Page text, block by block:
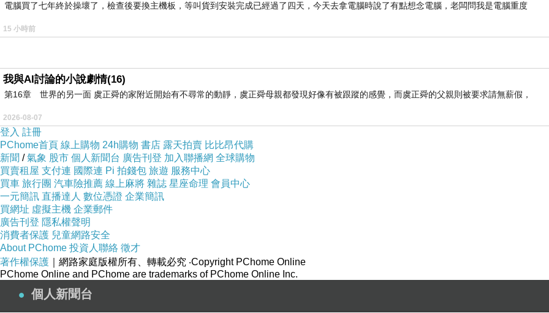
電腦買了七年終於操壞了，檢查後要換主機板，等叫貨到安裝完成已經過了四天，今天去拿電腦時說了有點想念電腦，老闆問我是電腦重度
15 小時前
我與AI討論的小說劇情(16)
第16章 世界的另一面 虞正舜的家附近開始有不尋常的動靜，虞正舜母親都發現好像有被跟蹤的感覺，而虞正舜的父親則被要求請無薪假，
2026-08-07
登入 註冊
PChome首頁 線上購物 24h購物 書店 露天拍賣 比比昂代購
新聞 /氣象 股市 個人新聞台 廣告刊登 加入聯播網 全球購物
買賣租屋 支付連 國際連 Pi 拍錢包 旅遊 服務中心
買車 旅行團 汽車險推薦 線上麻將 雜誌 星座命理 會員中心
一元簡訊 直播達人 數位憑證 企業簡訊
買網址 虛擬主機 企業郵件
廣告刊登 隱私權聲明
消費者保護 兒童網路安全
About PChome 投資人聯絡 徵才
著作權保護 ｜網路家庭版權所有、轉載必究 ‧Copyright PChome Online
PChome Online and PChome are trademarks of PChome Online Inc.
個人新聞台